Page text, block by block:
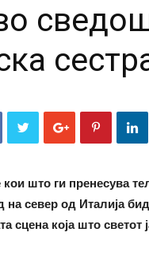
што ги пренесува
на север од Италија
сцена која што светот